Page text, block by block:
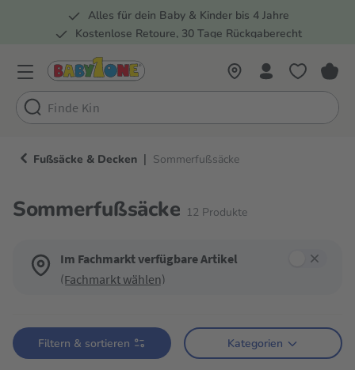
Zur Hauptnavigation springen
Alles für dein Baby & Kinder bis 4 Jahre
Kostenlose Retoure, 30 Tage Rückgaberecht
Fußsäcke & Decken | Sommerfußsäcke
Sommerfußsäcke 12 Produkte
Im Fachmarkt verfügbare Artikel
(Fachmarkt wählen)
Filtern & sortieren Kategorien